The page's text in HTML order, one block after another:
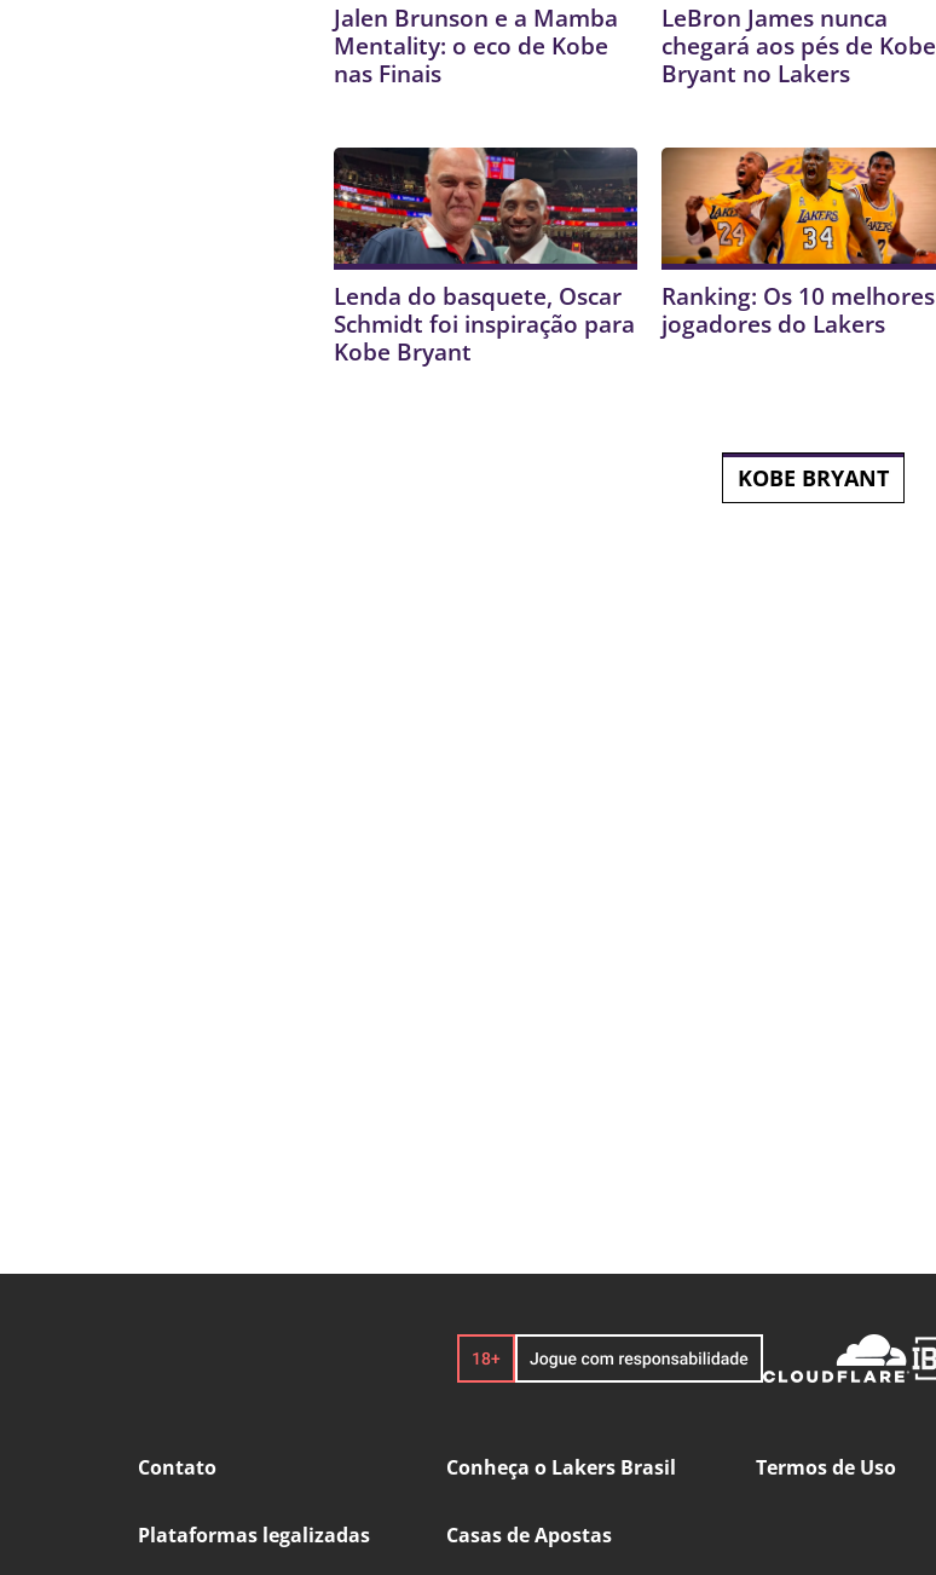
Jalen Brunson e a Mamba
Mentality: o eco de Kobe
nas Finais
LeBron James nunca
chegará aos pés de Kobe
Bryant no Lakers
Lenda do basquete, Oscar
Schmidt foi inspiração para
Kobe Bryant
Ranking: Os 10 melhores
jogadores do Lakers
KOBE BRYANT
Contato Conheça o Lakers Brasil Termos de Uso
Plataformas legalizadas Casas de Apostas